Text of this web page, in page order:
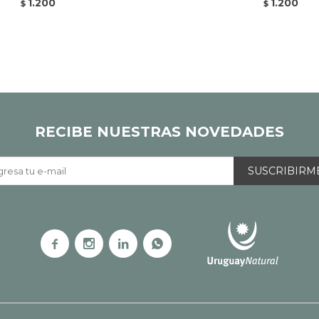
$ 1.200 $ 1.200
RECIBE NUESTRAS NOVEDADES
   